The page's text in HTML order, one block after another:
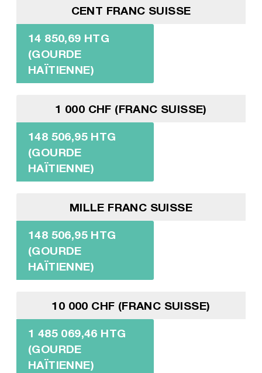
CENT FRANC SUISSE
14 850,69 HTG
(GOURDE
HAÏTIENNE)
1 000 CHF (FRANC SUISSE)
148 506,95 HTG
(GOURDE
HAÏTIENNE)
MILLE FRANC SUISSE
148 506,95 HTG
(GOURDE
HAÏTIENNE)
10 000 CHF (FRANC SUISSE)
1 485 069,46 HTG
(GOURDE
HAÏTIENNE)